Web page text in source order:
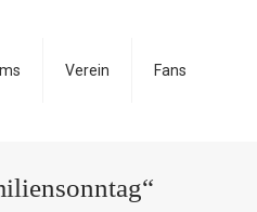
Verein Fans